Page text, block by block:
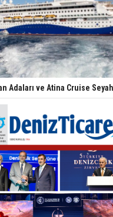
Adaları ve Atina Cruise